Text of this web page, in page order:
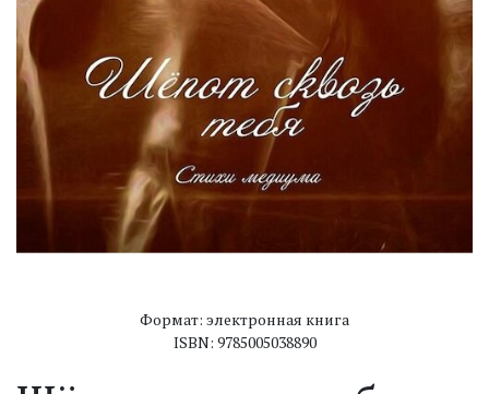
Формат: электронная книга
ISBN: 9785005038890